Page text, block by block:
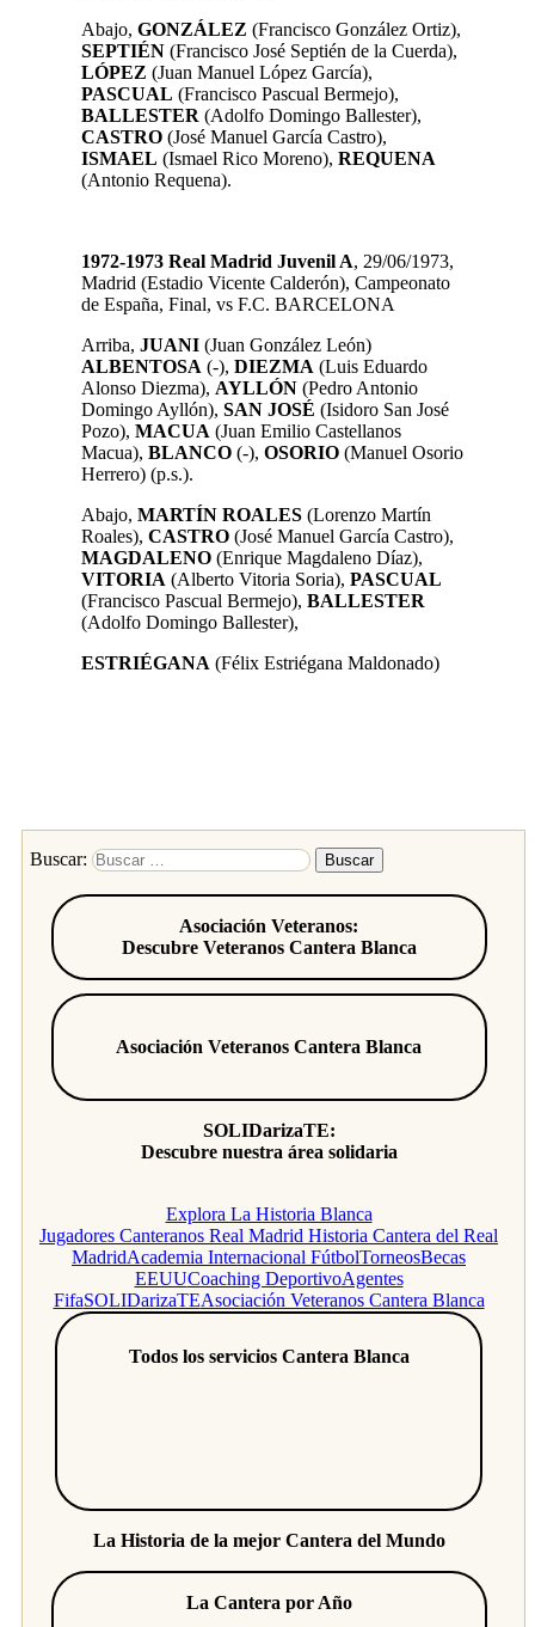
Abajo, GONZÁLEZ (Francisco González Ortiz),
SEPTIÉN (Francisco José Septién de la Cuerda),
LÓPEZ (Juan Manuel López García),
PASCUAL (Francisco Pascual Bermejo),
BALLESTER (Adolfo Domingo Ballester),
CASTRO (José Manuel García Castro),
ISMAEL (Ismael Rico Moreno), REQUENA
(Antonio Requena).
1972-1973 Real Madrid Juvenil A, 29/06/1973,
Madrid (Estadio Vicente Calderón), Campeonato
de España, Final, vs F.C. BARCELONA
Arriba, JUANI (Juan González León)
ALBENTOSA (-), DIEZMA (Luis Eduardo
Alonso Diezma), AYLLÓN (Pedro Antonio
Domingo Ayllón), SAN JOSÉ (Isidoro San José
Pozo), MACUA (Juan Emilio Castellanos
Macua), BLANCO (-), OSORIO (Manuel Osorio
Herrero) (p.s.).
Abajo, MARTÍN ROALES (Lorenzo Martín
Roales), CASTRO (José Manuel García Castro),
MAGDALENO (Enrique Magdaleno Díaz),
VITORIA (Alberto Vitoria Soria), PASCUAL
(Francisco Pascual Bermejo), BALLESTER
(Adolfo Domingo Ballester),
ESTRIÉGANA (Félix Estriégana Maldonado)
Buscar:
Asociación Veteranos:
Descubre Veteranos Cantera Blanca
Asociación Veteranos Cantera Blanca
SOLIDarizaTE:
Descubre nuestra área solidaria
Explora La Historia Blanca
Jugadores Canteranos Real Madrid Historia Cantera del Real
MadridAcademia Internacional FútbolTorneosBecas
EEUUCoaching DeportivoAgentes
FifaSOLIDarizaTEAsociación Veteranos Cantera Blanca
Todos los servicios Cantera Blanca
La Historia de la mejor Cantera del Mundo
La Cantera por Año